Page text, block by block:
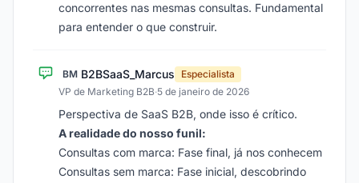
concorrentes nas mesmas consultas. Fundamental
para entender o que construir.
BM B2BSaaS_Marcus
Especialista
VP de Marketing B2B·5 de janeiro de 2026
Perspectiva de SaaS B2B, onde isso é crítico.
A realidade do nosso funil:
Consultas com marca: Fase final, já nos conhecem
Consultas sem marca: Fase inicial, descobrindo